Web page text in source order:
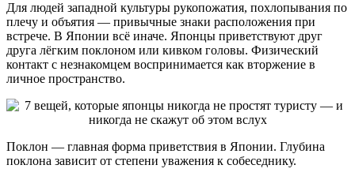
Для людей западной культуры рукопожатия, похлопывания по
плечу и объятия — привычные знаки расположения при
встрече. В Японии всё иначе. Японцы приветствуют друг
друга лёгким поклоном или кивком головы. Физический
контакт с незнакомцем воспринимается как вторжение в
личное пространство.
Поклон — главная форма приветствия в Японии. Глубина
поклона зависит от степени уважения к собеседнику.